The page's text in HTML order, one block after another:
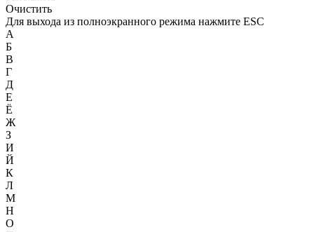
Очистить
Для выхода из полноэкранного режима нажмите ESC
А
Б
В
Г
Д
Е
Ё
Ж
З
И
Й
К
Л
М
Н
О